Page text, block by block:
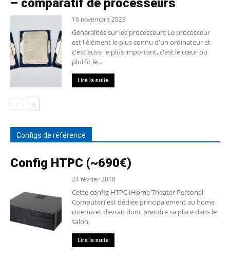
– comparatif de processeurs
16 novembre 2023
Généralités sur les processeurs Le processeur
est l'élément le plus connu d'un ordinateur et
c'est aussi le plus important, c'est le cœur ou
plutôt le...
Lire la suite
Configs de référence
Config HTPC (~690€)
24 février 2018
Cette config HTPC (Home Theater Personal
Computer) est dédiée principalement au home
cinema et devrait donc prendre sa place dans le
salon.
Lire la suite